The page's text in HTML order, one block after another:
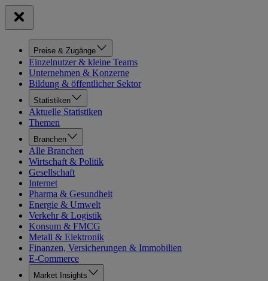
Preise & Zugänge
Einzelnutzer & kleine Teams
Unternehmen & Konzerne
Bildung & öffentlicher Sektor
Statistiken
Aktuelle Statistiken
Themen
Branchen
Alle Branchen
Wirtschaft & Politik
Gesellschaft
Internet
Pharma & Gesundheit
Energie & Umwelt
Verkehr & Logistik
Konsum & FMCG
Metall & Elektronik
Finanzen, Versicherungen & Immobilien
E-Commerce
Market Insights